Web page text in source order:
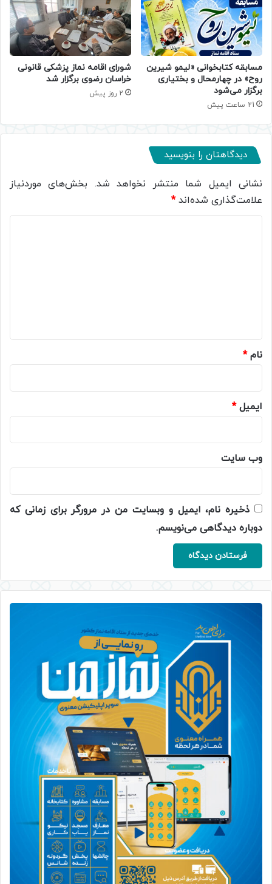
مسابقه کتابخوانی «لیمو شیرین
روح» در چهارمحال و بختیاری
برگزار می‌شود
21 ساعت پیش
شورای اقامه نماز پزشکی قانونی
خراسان رضوی برگزار شد
2 روز پیش
دیدگاهتان را بنویسید
نشانی ایمیل شما منتشر نخواهد شد. بخش‌های موردنیاز
علامت‌گذاری شده‌اند*
نام*
ایمیل*
وب‌ سایت
ذخیره نام، ایمیل و وبسایت من در مرورگر برای زمانی که
دوباره دیدگاهی می‌نویسم.